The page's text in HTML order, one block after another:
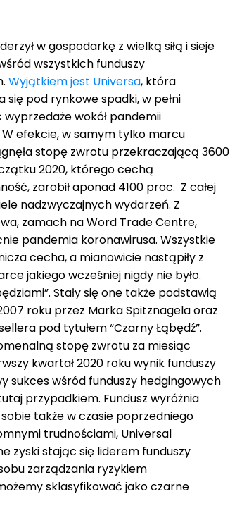
w gospodarkę z wielką siłą i sieje
wszystkich funduszy
Wyjątkiem jest Universa, która
się pod rynkowe spadki, w pełni
wokół pandemii
efekcie, w samym tylko marcu
stopę zwrotu przekraczającą 3600
2020, którego cechą
zarobił aponad 4100 proc. Z całej
nadzwyczajnych wydarzeń. Z
zamach na Word Trade Centre,
pandemia koronawirusa. Wszystkie
cecha, a mianowicie nastąpiły z
jakiego wcześniej nigdy nie było.
Stały się one także podstawią
roku przez Marka Spitznagela oraz
pod tytułem “Czarny Łąbędź”.
stopę zwrotu za miesiąc
kwartał 2020 roku wynik funduszy
sukces wśród funduszy hedgingowych
przypadkiem. Fundusz wyróżnia
także w czasie poprzedniego
trudnościami, Universal
zyski stając się liderem funduszy
zarządzania ryzykiem
sklasyfikować jako czarne